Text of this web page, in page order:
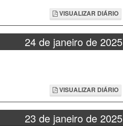
VISUALIZAR DIÁRIO
24 de janeiro de 2025
VISUALIZAR DIÁRIO
23 de janeiro de 2025